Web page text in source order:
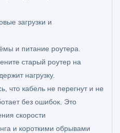
загрузки и
и питание роутера.
старый роутер на
нагрузку.
что кабель не перегнут и не
без ошибок. Это
скорости
и короткими обрывами